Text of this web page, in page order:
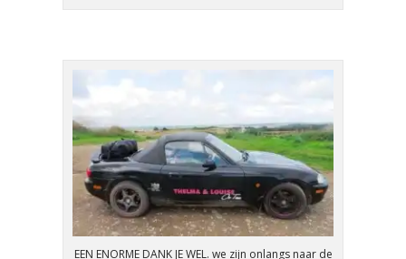
EEN ENORME DANK JE WEL. we zijn onlangs naar de